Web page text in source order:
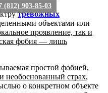
(812) 903-85-03
тревожных
объектами или
проявление, так и
фобия — лишь
простой фобией,
необоснованный страх,
о конкретном объекте